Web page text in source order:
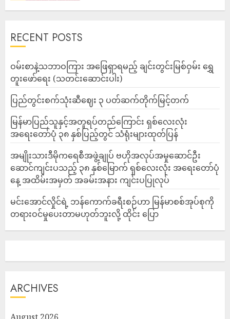
RECENT POSTS
ဝမ်းစာနဲ့သဘာဝကြား အဖြေရှာရမည့် ချင်းတွင်းမြစ်ဝှမ်း ရွှေ
တူးဖော်ရေး (သတင်းဆောင်းပါး)
ပြည်တွင်းစက်သုံးဆီဈေး ၃ ပတ်ဆက်တိုက်မြင့်တက်
မြန်မာပြည်သူနှင့်အတူရပ်တည်ကြောင်း ရှစ်လေးလုံး
အရေးတော်ပုံ ၃၈ နှစ်ပြည့်တွင် သံရုံးများထုတ်ပြန်
အမျိုးသားဒီမိုကရေစီအဖွဲ့ချုပ် ဗဟိုအလုပ်အမှုဆောင်ဦး
ဆောင်ကျင်းပသည့် ၃၈ နှစ်မြောက် ရှစ်လေးလုံး အရေးတော်ပုံ
နေ့ အထိမ်းအမှတ် အခမ်းအနား ကျင်းပပြုလုပ်
မင်းအောင်လှိုင်ရဲ့ ဘန်ကောက်ခရီးစဉ်ဟာ မြန်မာစစ်အုပ်စုကို
တရားဝင်မှုပေးတာမဟုတ်ဘူးလို့ ထိုင်း ပြော
ARCHIVES
August 2026